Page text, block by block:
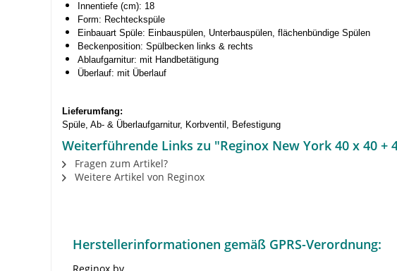
Innentiefe (cm): 18
Form: Rechteckspüle
Einbauart Spüle: Einbauspülen, Unterbauspülen, flächenbündige Spülen
Beckenposition: Spülbecken links & rechts
Ablaufgarnitur: mit Handbetätigung
Überlauf: mit Überlauf
Lieferumfang:
Spüle, Ab- & Überlaufgarnitur, Korbventil, Befestigung
Weiterführende Links zu "Reginox New York 40 x 40 +
Fragen zum Artikel?
Weitere Artikel von Reginox
Herstellerinformationen gemäß GPRS-Verordnung:
Reginox bv